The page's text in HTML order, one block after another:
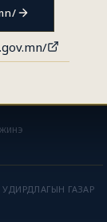
ГАЗАР